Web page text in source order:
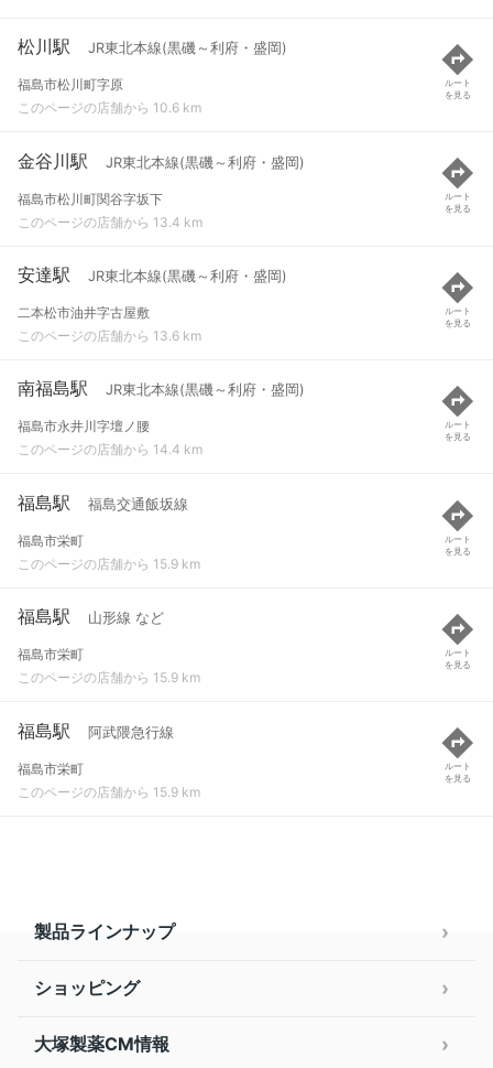
松川駅 JR東北本線(黒磯～利府・盛岡)
福島市松川町字原
このページの店舗から 10.6 km
ルート
を見る
金谷川駅 JR東北本線(黒磯～利府・盛岡)
福島市松川町関谷字坂下
このページの店舗から 13.4 km
ルート
を見る
安達駅 JR東北本線(黒磯～利府・盛岡)
二本松市油井字古屋敷
このページの店舗から 13.6 km
ルート
を見る
南福島駅 JR東北本線(黒磯～利府・盛岡)
福島市永井川字壇ノ腰
このページの店舗から 14.4 km
ルート
を見る
福島駅 福島交通飯坂線
福島市栄町
このページの店舗から 15.9 km
ルート
を見る
福島駅 山形線 など
福島市栄町
このページの店舗から 15.9 km
ルート
を見る
福島駅 阿武隈急行線
福島市栄町
このページの店舗から 15.9 km
ルート
を見る
製品ラインナップ
ショッピング
大塚製薬CM情報